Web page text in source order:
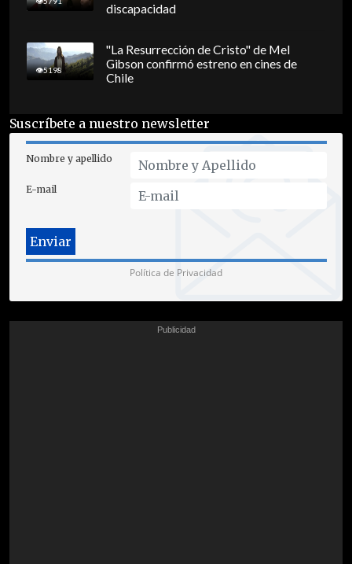
discapacidad
5198
"La Resurrección de Cristo" de Mel
Gibson confirmó estreno en cines de
Chile
Suscríbete a nuestro newsletter
Nombre y apellido
E-mail
Política de Privacidad